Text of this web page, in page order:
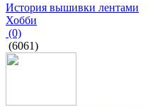
История вышивки лентами
Хобби
(0)
(6061)